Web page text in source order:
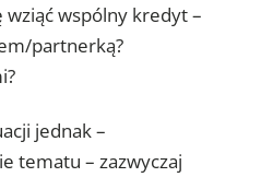
wziąć wspólny kredyt –
partnerką?
jednak –
tematu – zazwyczaj